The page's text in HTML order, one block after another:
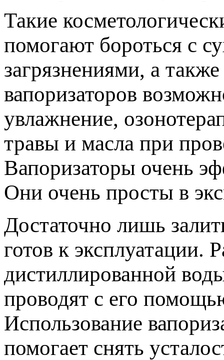
Такие
помогают бороться с
загрязнениями, а
вапоризаторов
увлажнение,
травы и масла при
Вапоризаторы очень
Они очень просты в
Достаточно лишь
готов к эксплуатации.
дистиллированной
проводят с его
Использование
помогает снять